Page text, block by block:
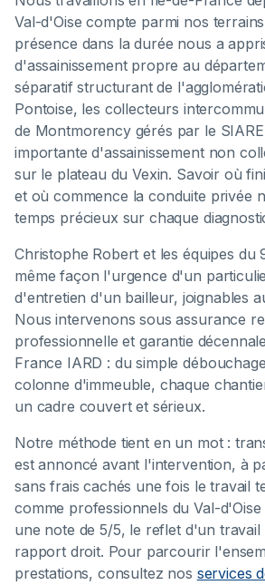
Val-d'Oise compte parmi nos
présence dans la durée nous a
d'assainissement propre au
séparatif structurant de
Pontoise, les collecteurs
de Montmorency gérés par le
importante d'assainissement non
sur le plateau du Vexin. Savoir où
et où commence la conduite privée
temps précieux sur chaque
Christophe Robert et les équipes du
même façon l'urgence d'un
d'entretien d'un bailleur, joignables
Nous intervenons sous assurance
professionnelle et garantie
France IARD : du simple
colonne d'immeuble, chaque
un cadre couvert et sérieux.
Notre méthode tient en un mot :
est annoncé avant l'intervention, à
sans frais cachés une fois le travail
comme professionnels du Val-
une note de 5/5, le reflet d'un travail
rapport droit. Pour parcourir
prestations, consultez nos services